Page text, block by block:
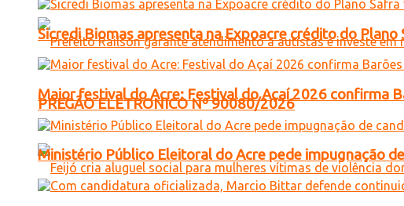
PREGÃO ELETRONICO Nº 90080/2026
Sicredi Biomas apresenta na Expoacre crédito do
Maior festival do Acre: Festival do Açaí 2026 confirma
Ministério Público Eleitoral do Acre pede impugnação